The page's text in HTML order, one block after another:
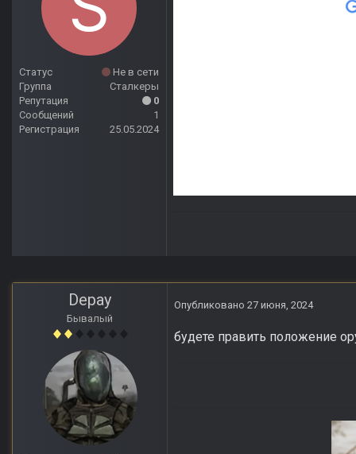
Статус
Не в сети
Группа
Сталкеры
Репутация
0
Сообщений
1
Регистрация
25.05.2024
Depay
Бывалый
Опубликовано 27 июня, 2024
будете править положение